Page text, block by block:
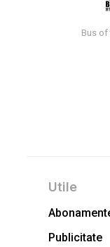
Bus of
Utile
Publicitate